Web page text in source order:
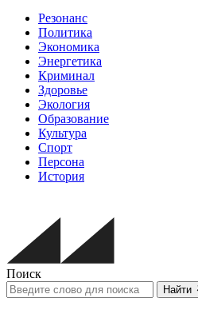
Резонанс
Политика
Экономика
Энергетика
Криминал
Здоровье
Экология
Образование
Культура
Спорт
Персона
История
Поиск
Найти